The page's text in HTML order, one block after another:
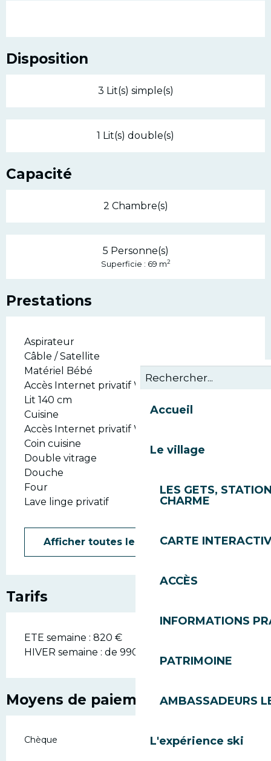
Accueil
Le village
LES GETS,
CHARME
CARTE
ACCÈS
INFORMATIONS
PATRIMOINE
AMBASSADEURS
L'expérience ski
Disposition
3 Lit(s) simple(s)
1 Lit(s) double(s)
Capacité
2 Chambre(s)
5 Personne(s)
Superficie : 69 m2
Prestations
Aspirateur
Câble / Satellite
Matériel Bébé
Accès Internet privatif Wifi
Lit 140 cm
Cuisine
Accès Internet privatif Wifi gratuit
Coin cuisine
Double vitrage
Douche
Four
Lave linge privatif
Afficher toutes les prestations
Tarifs
ETE semaine : 820 €
HIVER semaine : de 990 € à 1980€
Moyens de paiement
Chèque